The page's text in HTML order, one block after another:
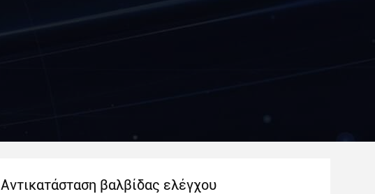
Αντικατάσταση βαλβίδας ελέγχου